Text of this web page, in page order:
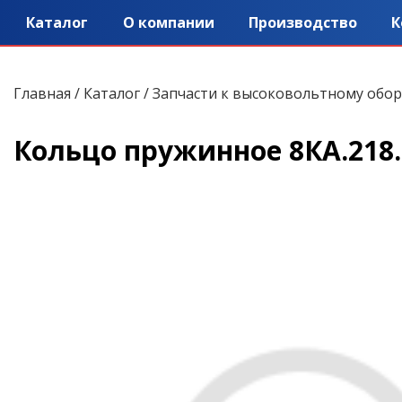
Каталог О компании Производство
Главная / Каталог/Запчасти к высоковольтному
Кольцо пружинное